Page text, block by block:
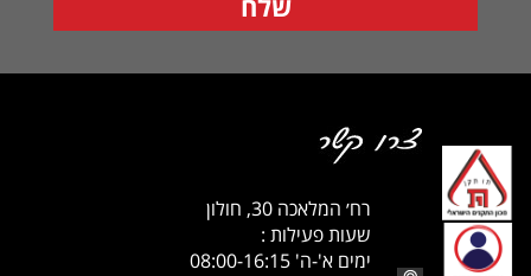
רח׳ המלאכה 30, חולון
שעות פעילות :
ימים א'-ה' 08:00-16:15